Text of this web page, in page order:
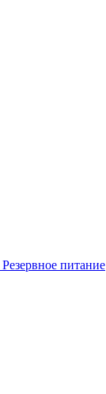
Резервное питание